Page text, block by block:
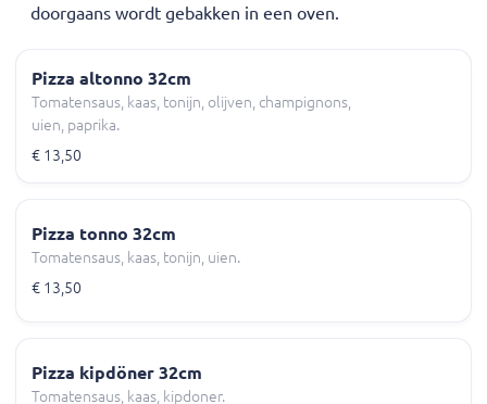
doorgaans wordt gebakken in een oven.
Pizza altonno 32cm
Tomatensaus, kaas, tonijn, olijven, champignons,
uien, paprika.
€ 13,50
Pizza tonno 32cm
Tomatensaus, kaas, tonijn, uien.
€ 13,50
Pizza kipdöner 32cm
Tomatensaus, kaas, kipdoner.